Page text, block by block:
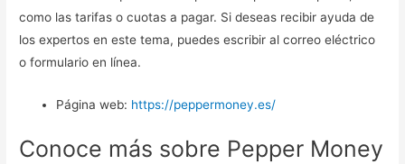
como las tarifas o cuotas a pagar. Si deseas recibir ayuda de
los expertos en este tema, puedes escribir al correo eléctrico
o formulario en línea.
Página web: https://peppermoney.es/
Conoce más sobre Pepper Money